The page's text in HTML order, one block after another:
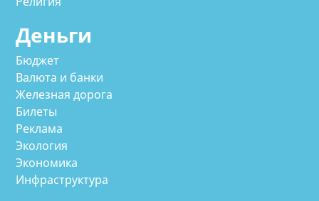
Деньги
Бюджет
Валюта и банки
Железная дорога
Билеты
Реклама
Экология
Экономика
Инфраструктура